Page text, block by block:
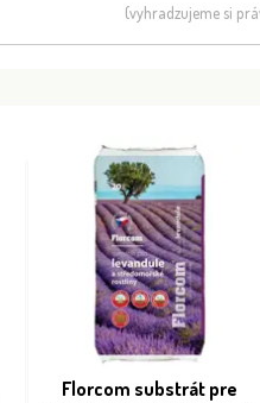
(vyhradzujeme si
Florcom substrát pre